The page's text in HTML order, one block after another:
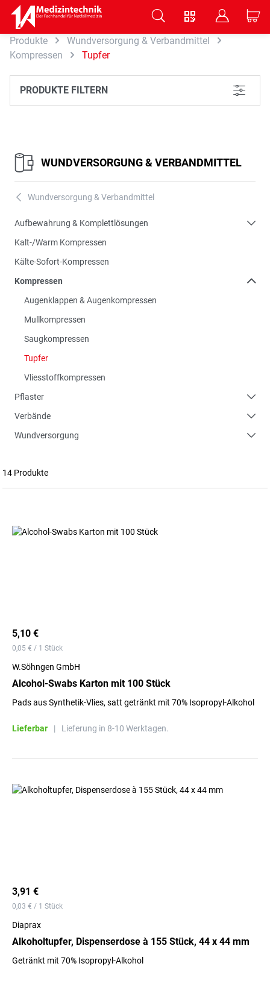
Zum Hauptinhalt springen
V B C
Produkte
Wundversorgung & Verbandmittel
Kompressen
Tupfer
PRODUKTE FILTERN L
WUNDVERSORGUNG & VERBANDMITTEL
A Wundversorgung & Verbandmittel
Aufbewahrung & Komplettlösungen
Kalt-/Warm Kompressen
Kälte-Sofort-Kompressen
Kompressen
Augenklappen & Augenkompressen
Mullkompressen
Saugkompressen
Tupfer
Vliesstoffkompressen
Pflaster
Verbände
Wundversorgung
14 Produkte
5,10 €
0,05 € / 1 Stück
W.Söhngen GmbH
Alcohol-Swabs Karton mit 100 Stück
Pads aus Synthetik-Vlies, satt getränkt mit 70% Isopropyl-Alkohol
Lieferbar | Lieferung in 8-10 Werktagen.
3,91 €
0,03 € / 1 Stück
Diaprax
Alkoholtupfer, Dispenserdose à 155 Stück, 44 x 44 mm
Getränkt mit 70% Isopropyl-Alkohol